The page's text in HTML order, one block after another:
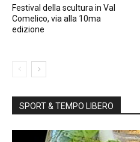
Festival della scultura in Val
Comelico, via alla 10ma
edizione
SPORT & TEMPO LIBERO